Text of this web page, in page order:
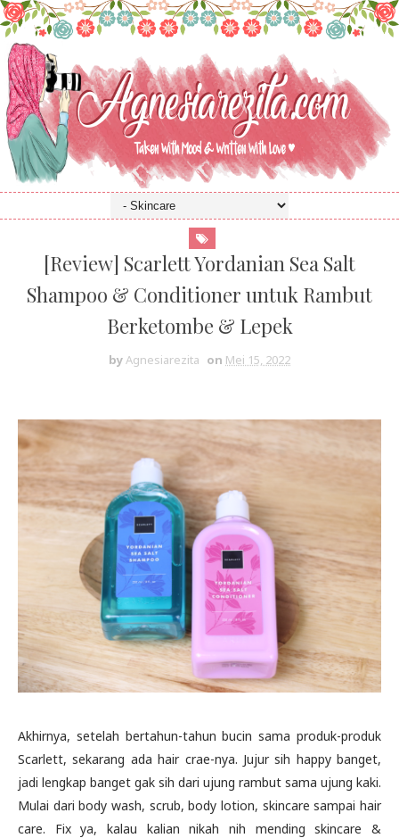
[Review] Scarlett Yordanian Sea Salt
Shampoo & Conditioner untuk Rambut
Berketombe & Lepek
byAgnesiarezita on Mei 15, 2022
Akhirnya, setelah bertahun-tahun bucin sama produk-produk
Scarlett, sekarang ada hair crae-nya. Jujur sih happy banget,
jadi lengkap banget gak sih dari ujung rambut sama ujung kaki.
Mulai dari body wash, scrub, body lotion, skincare sampai hair
care. Fix ya, kalau kalian nikah nih mending skincare &